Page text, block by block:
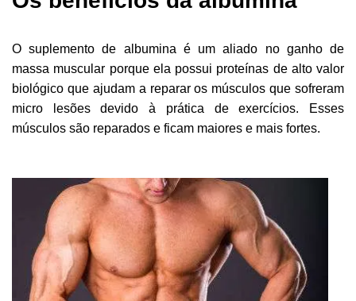
O suplemento de albumina é um aliado no ganho de
massa muscular porque ela possui proteínas de alto valor
biológico que ajudam a reparar os músculos que sofreram
micro lesões devido à prática de exercícios. Esses
músculos são reparados e ficam maiores e mais fortes.